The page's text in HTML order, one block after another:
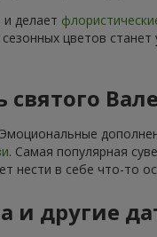
делает
цветов
. Самая популярная
нести в себе что-то
и другие